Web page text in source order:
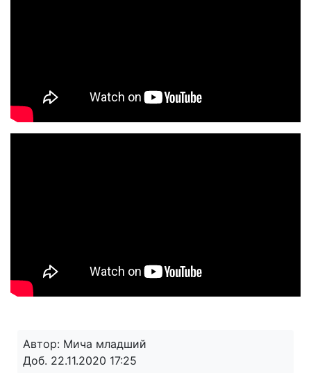
Автор: Мича младший
Доб. 22.11.2020 17:25